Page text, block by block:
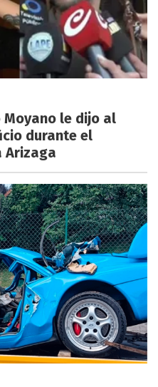
Moyano le dijo al
durante el
Arizaga